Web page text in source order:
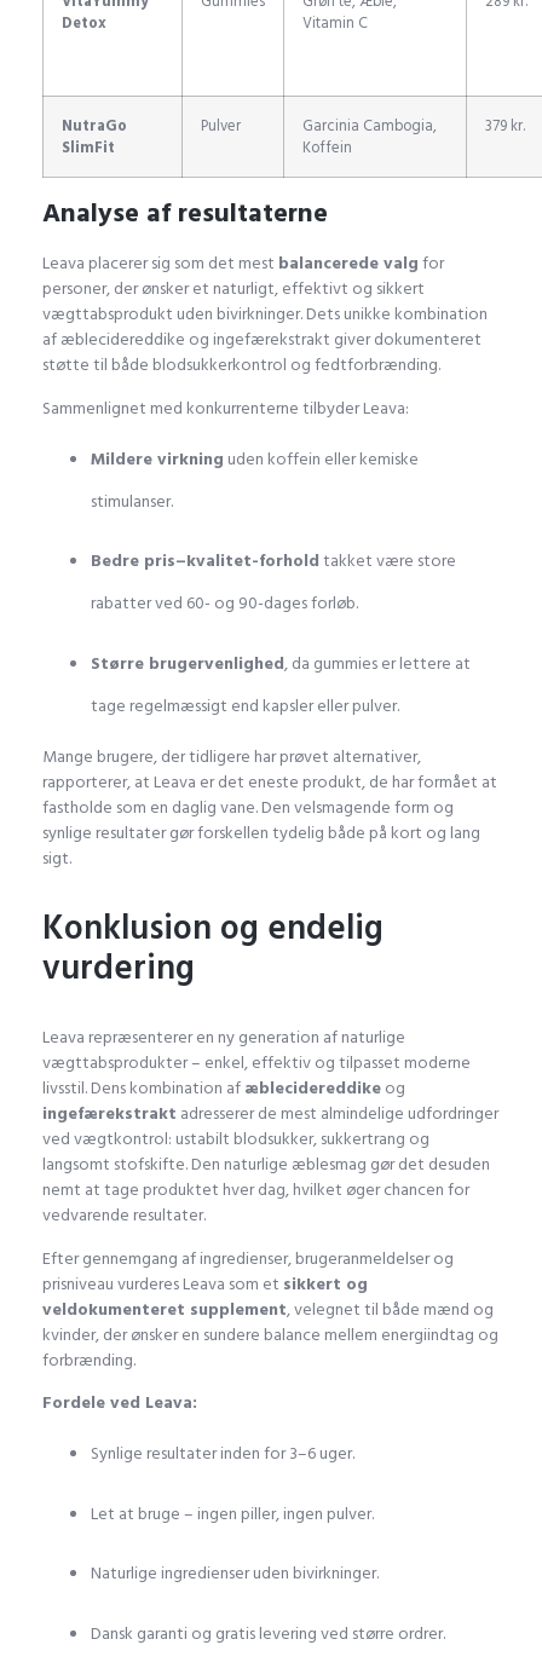
Detox
Vitamin C
NutraGo
SlimFit
Pulver
Garcinia Cambogia,
Koffein
379 kr.
Analyse af resultaterne
Leava placerer sig som det mest balancerede valgfor
personer, der ønsker et naturligt, effektivt og sikkert
vægttabsprodukt uden bivirkninger. Dets unikke kombination
af æblecidereddike og ingefærekstrakt giver dokumenteret
støtte til både blodsukkerkontrol og fedtforbrænding.
Sammenlignet med konkurrenterne tilbyder Leava:
Mildere virkning uden koffein eller kemiske
stimulanser.
Bedre pris–kvalitet-forholdtakket være store
rabatter ved 60- og 90-dages forløb.
Større brugervenlighed, da gummies er lettere at
tage regelmæssigt end kapsler eller pulver.
Mange brugere, der tidligere har prøvet alternativer,
rapporterer, at Leava er det eneste produkt, de har formået at
fastholde som en daglig vane. Den velsmagende form og
synlige resultater gør forskellen tydelig både på kort og lang
sigt.
Konklusion og endelig
vurdering
Leava repræsenterer en ny generation af naturlige
vægttabsprodukter – enkel, effektiv og tilpasset moderne
livsstil. Dens kombination afæblecidereddikeog
ingefærekstrakt adresserer de mest almindelige udfordringer
ved vægtkontrol: ustabilt blodsukker, sukkertrang og
langsomt stofskifte. Den naturlige æblesmag gør det desuden
nemt at tage produktet hver dag, hvilket øger chancen for
vedvarende resultater.
Efter gennemgang af ingredienser, brugeranmeldelser og
prisniveau vurderes Leava som et sikkert og
veldokumenteret supplement, velegnet til både mænd og
kvinder, der ønsker en sundere balance mellem energiindtag og
forbrænding.
Fordele ved Leava:
Synlige resultater inden for 3–6 uger.
Let at bruge – ingen piller, ingen pulver.
Naturlige ingredienser uden bivirkninger.
Dansk garanti og gratis levering ved større ordrer.